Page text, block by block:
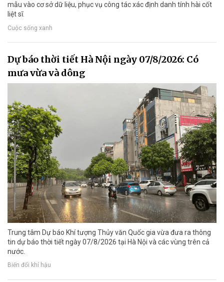
mẫu vào cơ sở dữ liệu, phục vụ công tác xác định danh tính hài cốt
liệt sĩ.
Cuộc sống xanh
Dự báo thời tiết Hà Nội ngày 07/8/2026: Có
mưa vừa và dông
Trung tâm Dự báo Khí tượng Thủy văn Quốc gia vừa đưa ra thông
tin dự báo thời tiết ngày 07/8/2026 tại Hà Nội và các vùng trên cả
nước.
Biến đổi khí hậu